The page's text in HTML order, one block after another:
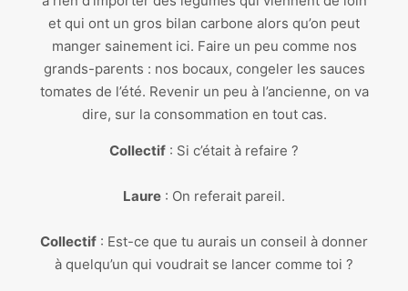
et qui ont un gros bilan carbone alors qu’on peut
manger sainement ici. Faire un peu comme nos
grands-parents : nos bocaux, congeler les sauces
tomates de l’été. Revenir un peu à l’ancienne, on va
dire, sur la consommation en tout cas.
Collectif : Si c’était à refaire ?
Laure : On referait pareil.
Collectif : Est-ce que tu aurais un conseil à donner
à quelqu’un qui voudrait se lancer comme toi ?